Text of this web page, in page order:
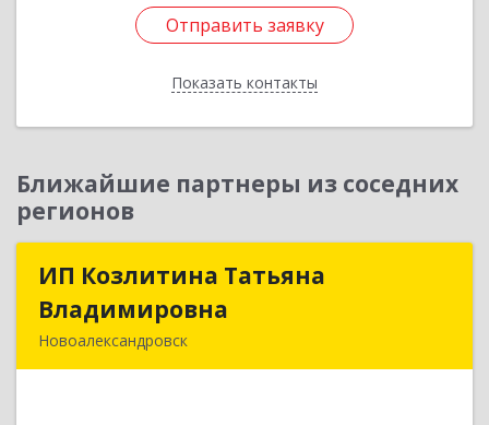
Отправить заявку
Показать контакты
Отправить заявку
Назад
Ближайшие партнеры из соседних
регионов
ИП Козлитина Татьяна
Владимировна
Новоалександровск
ИП Козлитина Татьяна